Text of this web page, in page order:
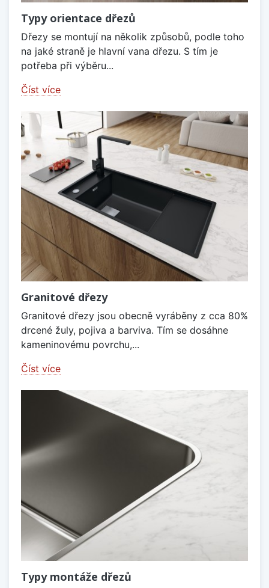
Typy orientace dřezů
Dřezy se montují na několik způsobů, podle toho
na jaké straně je hlavní vana dřezu. S tím je
potřeba při výběru...
Číst více
Granitové dřezy
Granitové dřezy jsou obecně vyráběny z cca 80%
drcené žuly, pojiva a barviva. Tím se dosáhne
kameninovému povrchu,...
Číst více
Typy montáže dřezů